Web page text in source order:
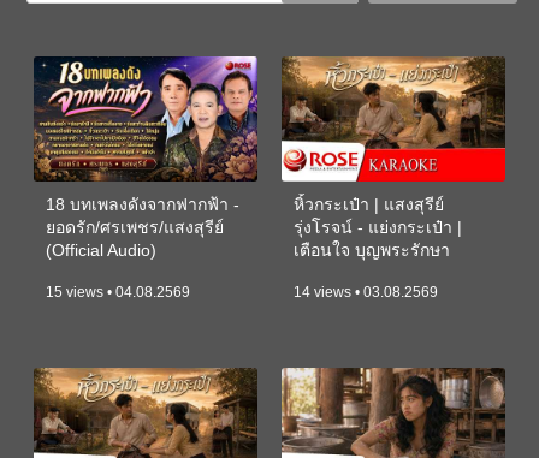
18 บทเพลงดังจากฟากฟ้า -
ยอดรัก/ศรเพชร/แสงสุรีย์
(Official Audio)
15 views • 04.08.2569
หิ้วกระเป๋า | แสงสุรีย์
รุ่งโรจน์ - แย่งกระเป๋า |
เตือนใจ บุญพระรักษา
14 views • 03.08.2569